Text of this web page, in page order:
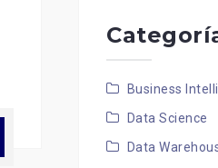
Business
Data Science
Data